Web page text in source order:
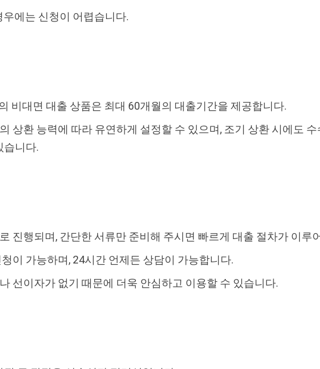
우에는 신청이 어렵습니다.
비대면 대출 상품은 최대 60개월의 대출기간을 제공합니다.
상환 능력에 따라 유연하게 설정할 수 있으며, 조기 상환 시에도
습니다.
진행되며, 간단한 서류만 준비해 주시면 빠르게 대출 절차가 이루
이 가능하며, 24시간 언제든 상담이 가능합니다.
선이자가 없기 때문에 더욱 안심하고 이용할 수 있습니다.